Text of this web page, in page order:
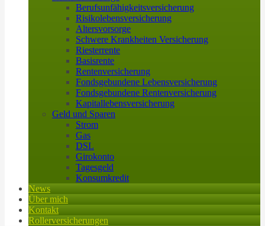
Berufs­unfähigkeitsversicherung
Risikolebensversicherung
Altersvorsorge
Schwere Krankheiten Versicherung
Riesterrente
Basisrente
Rentenversicherung
Fondsgebundene Lebensversicherung
Fondsgebundene Rentenversicherung
Kapitallebensversicherung
Geld und Sparen
Strom
Gas
DSL
Girokonto
Tagesgeld
Konsumkredit
News
Über mich
Kontakt
Rollerversicherungen